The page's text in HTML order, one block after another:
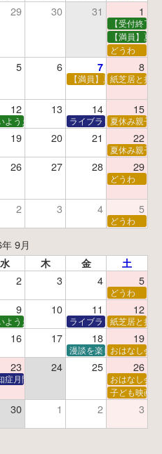
29 30 31 1
【受付終了
【満員】夏
どうわ
5 6 7 8
ークショップ 【満員】夏休み科学あ
紙芝居と折
12 13 14 15
おはなし工作会
ようえほん ライブラリーシアター
夏休み親子
19 20 21 22
創立100年 夏休み親子
26 27 28 29
どうわ
なし会
2 3 4 5
どうわ
9月
水 木 金 土
2 3 4 5
どうわ
9 10 11 12
ようえほん ライブラリーシアター
紙芝居と折
16 17 18 19
漫談を楽しむ会 ～漫談
おはなし会
23 24 25 26
ラシック
症月間 特別映画会「調査屋マオさんの恋
おはなし会
子ども映画会
30 1 2 3